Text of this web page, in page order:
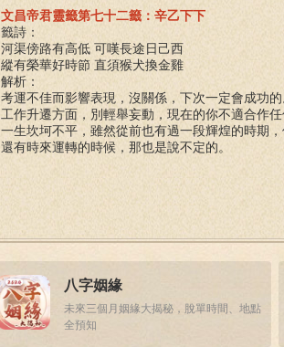
文昌帝君靈籤第七十二籤：辛乙下下
籤詩：
河渠傍路有高低 可嘆長途日己西
縱有榮華好時節 直須猴犬換金雞
解析：
考運不佳而影響表現，沒關係，下次一定會成功的
工作升遷方面，別輕舉妄動，現在的你不適合作任
一生坎坷不平，雖然從前也有過一段輝煌的時期
還有時來運轉的時候，那也是說不定的。
八字姻緣
未來三個月姻緣大揭秘，脫單時間、地點
全預知